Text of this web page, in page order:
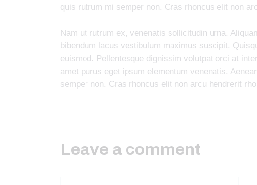
quis rutrum mi semper non. Cras rhoncus elit non
Nam ut rutrum ex, venenatis sollicitudin urna.
bibendum lacus vestibulum maximus suscipit.
euismod. Pellentesque dignissim volutpat orci at
amet purus eget ipsum elementum venenatis.
semper non. Cras rhoncus elit non arcu hendrerit
Leave a comment